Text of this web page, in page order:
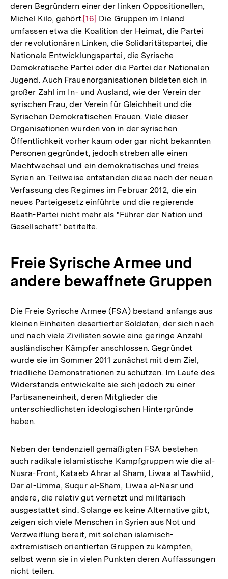
deren Begründern einer der linken Oppositionellen,
Michel Kilo, gehört.Zur
Auflösung
der
Fußnote
[16] Die Gruppen im Inland
umfassen etwa die Koalition der Heimat, die Partei
der revolutionären Linken, die Solidaritätspartei, die
Nationale Entwicklungspartei, die Syrische
Demokratische Partei oder die Partei der Nationalen
Jugend. Auch Frauenorganisationen bildeten sich in
großer Zahl im In- und Ausland, wie der Verein der
syrischen Frau, der Verein für Gleichheit und die
Syrischen Demokratischen Frauen. Viele dieser
Organisationen wurden von in der syrischen
Öffentlichkeit vorher kaum oder gar nicht bekannten
Personen gegründet, jedoch streben alle einen
Machtwechsel und ein demokratisches und freies
Syrien an. Teilweise entstanden diese nach der neuen
Verfassung des Regimes im Februar 2012, die ein
neues Parteigesetz einführte und die regierende
Baath-Partei nicht mehr als "Führer der Nation und
Gesellschaft" betitelte.
Freie Syrische Armee und
andere bewaffnete Gruppen
Die Freie Syrische Armee (FSA) bestand anfangs aus
kleinen Einheiten desertierter Soldaten, der sich nach
und nach viele Zivilisten sowie eine geringe Anzahl
ausländischer Kämpfer anschlossen. Gegründet
wurde sie im Sommer 2011 zunächst mit dem Ziel,
friedliche Demonstrationen zu schützen. Im Laufe des
Widerstands entwickelte sie sich jedoch zu einer
Partisaneneinheit, deren Mitglieder die
unterschiedlichsten ideologischen Hintergründe
haben.
Neben der tendenziell gemäßigten FSA bestehen
auch radikale islamistische Kampfgruppen wie die al-
Nusra-Front, Kataeb Ahrar al Sham, Liwaa al Tawhiid,
Dar al-Umma, Suqur al-Sham, Liwaa al-Nasr und
andere, die relativ gut vernetzt und militärisch
ausgestattet sind. Solange es keine Alternative gibt,
zeigen sich viele Menschen in Syrien aus Not und
Verzweiflung bereit, mit solchen islamisch-
extremistisch orientierten Gruppen zu kämpfen,
selbst wenn sie in vielen Punkten deren Auffassungen
nicht teilen.